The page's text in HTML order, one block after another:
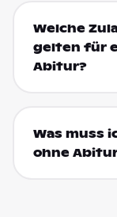
Welche
gelten für
Abitur?
Was muss
ohne